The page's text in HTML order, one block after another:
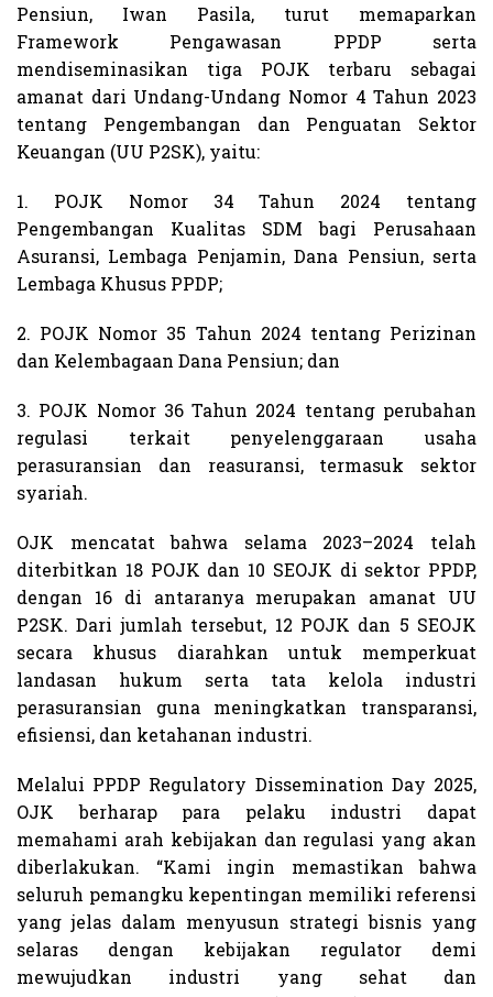
Pensiun, Iwan Pasila, turut memaparkan
Framework Pengawasan PPDP serta
mendiseminasikan tiga POJK terbaru sebagai
amanat dari Undang-Undang Nomor 4 Tahun 2023
tentang Pengembangan dan Penguatan Sektor
Keuangan (UU P2SK), yaitu:
1. POJK Nomor 34 Tahun 2024 tentang
Pengembangan Kualitas SDM bagi Perusahaan
Asuransi, Lembaga Penjamin, Dana Pensiun, serta
Lembaga Khusus PPDP;
2. POJK Nomor 35 Tahun 2024 tentang Perizinan
dan Kelembagaan Dana Pensiun; dan
3. POJK Nomor 36 Tahun 2024 tentang perubahan
regulasi terkait penyelenggaraan usaha
perasuransian dan reasuransi, termasuk sektor
syariah.
OJK mencatat bahwa selama 2023–2024 telah
diterbitkan 18 POJK dan 10 SEOJK di sektor PPDP,
dengan 16 di antaranya merupakan amanat UU
P2SK. Dari jumlah tersebut, 12 POJK dan 5 SEOJK
secara khusus diarahkan untuk memperkuat
landasan hukum serta tata kelola industri
perasuransian guna meningkatkan transparansi,
efisiensi, dan ketahanan industri.
Melalui PPDP Regulatory Dissemination Day 2025,
OJK berharap para pelaku industri dapat
memahami arah kebijakan dan regulasi yang akan
diberlakukan. “Kami ingin memastikan bahwa
seluruh pemangku kepentingan memiliki referensi
yang jelas dalam menyusun strategi bisnis yang
selaras dengan kebijakan regulator demi
mewujudkan industri yang sehat dan